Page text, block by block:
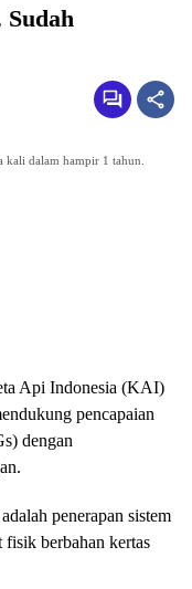
dalam hampir 1 tahun.
Api Indonesia (KAI)
pencapaian
dengan
penerapan sistem
berbahan kertas